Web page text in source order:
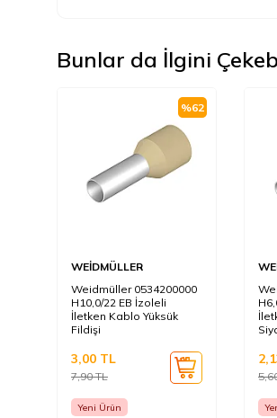
Bunlar da İlgini
%62
WEİDMÜLLER
Weidmüller 0534200000
H10,0/22 EB İzoleli
İletken Kablo Yüksük
Fildişi
7,90TL
3,00 TL
Yeni Ürün